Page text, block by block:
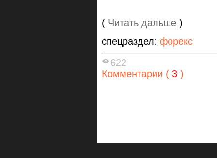
( Читать дальше )
спецраздел: форекс
622
Комментарии ( 3 )